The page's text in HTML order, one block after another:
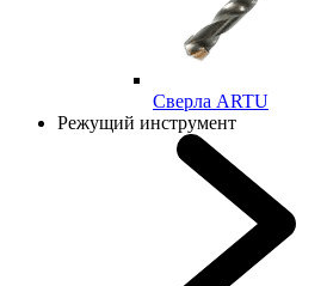
Cверла ARTU
Режущий инструмент